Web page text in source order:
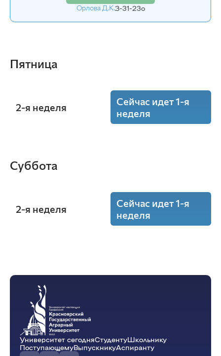
Орлова Д.К.З-31-23o
Пятница
2-я неделя
Сейчас идет 1-я
неделя
13:05 - 13:50
Суббота
2-я неделя
Сейчас идет 1-я
неделя
ауд. А-с/зал
Физическая культура
Университет сегодняСтудентуШкольнику
ПоступающемуВыпускникуАспиранту